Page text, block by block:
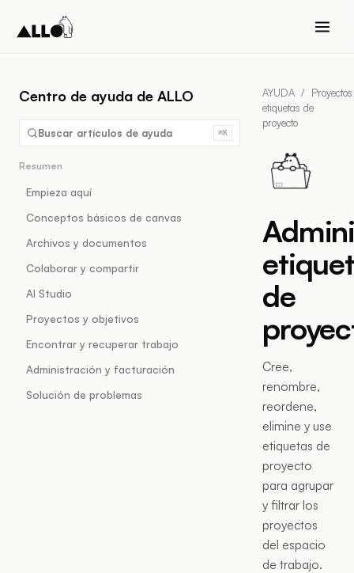
Centro de ayuda de ALLO
Buscar artículos de ayuda ⌘K
Resumen
Empieza aquí
Conceptos básicos de canvas
Archivos y documentos
Colaborar y compartir
AI Studio
Proyectos y objetivos
Encontrar y recuperar trabajo
Administración y facturación
Solución de problemas
AYUDA / Proyectos
etiquetas de
proyecto
de
Cree,
renombre,
reordene,
elimine y use
etiquetas de
proyecto
para agrupar
y filtrar los
proyectos
del espacio
de trabajo.